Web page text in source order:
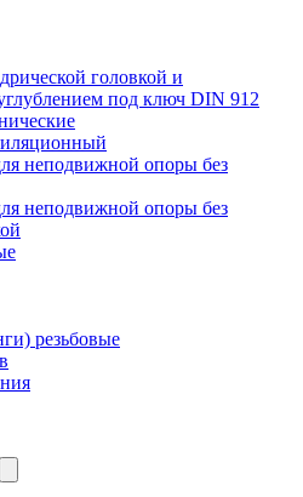
головкой и
под ключ DIN 912
неподвижной опоры без
неподвижной опоры без
резьбовые